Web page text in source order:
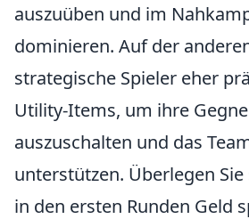
auszuüben und im
dominieren. Auf der
strategische Spieler eher
Utility-Items, um ihre
auszuschalten und das
unterstützen. Überlegen Sie
in den ersten Runden Geld